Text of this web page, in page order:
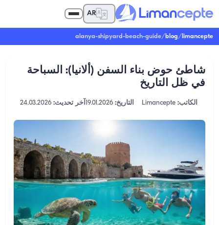
AR
limancepte
/
blog
/
alanya-shipyard-beach-guide
شاطئ حوض بناء السفن (ألانيا): السباحة
في ظل التاريخ
الكاتب: التاريخ: 19.01.2026آخر تحديث: 24.03.2026